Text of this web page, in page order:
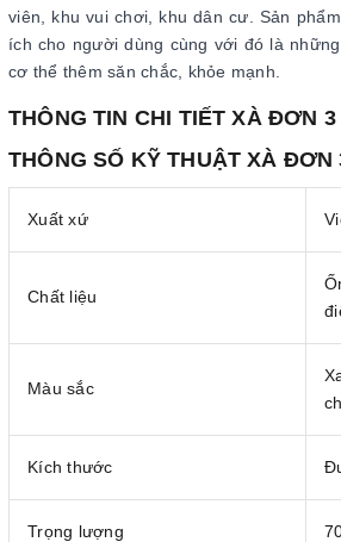
viên, khu vui chơi, khu dân cư. Sản
ích cho người dùng cùng với đó là
cơ thể thêm săn chắc, khỏe mạnh.
THÔNG TIN CHI TIẾT XÀ ĐƠN
THÔNG SỐ KỸ THUẬT XÀ ĐƠN
Xuất xứ
Chất liệu
Màu sắc
Kích thước
Trọng lượng